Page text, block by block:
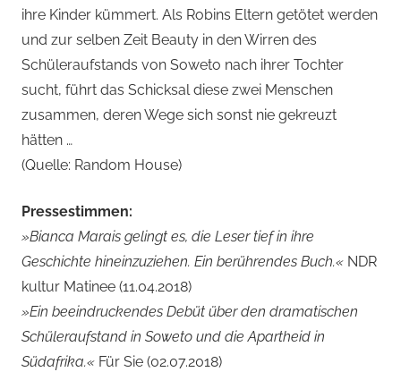
ihre Kinder kümmert. Als Robins Eltern getötet werden
und zur selben Zeit Beauty in den Wirren des
Schüleraufstands von Soweto nach ihrer Tochter
sucht, führt das Schicksal diese zwei Menschen
zusammen, deren Wege sich sonst nie gekreuzt
hätten …
(Quelle: Random House)
Pressestimmen:
»Bianca Marais gelingt es, die Leser tief in ihre
Geschichte hineinzuziehen. Ein berührendes Buch.« NDR
kultur Matinee (11.04.2018)
»Ein beeindruckendes Debüt über den dramatischen
Schüleraufstand in Soweto und die Apartheid in
Südafrika.« Für Sie (02.07.2018)